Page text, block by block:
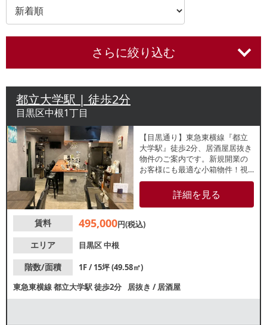
さらに絞り込む
都立大学駅 | 徒歩2分
目黒区中根1丁目
【目黒通り】東急東横線『都立
大学駅』徒歩2分、居酒屋居抜き
物件のご案内です。新規開業の
お客様にも最適な小箱物件！視
認性良好な路面店！各種重飲食
ご相談可能ですので、お気軽に
お問合せください。
詳細を見る
賃料 495,000円(税込)
エリア
目黒区中根
階数/面積
1F / 15坪 (49.58㎡)
東急東横線都立大学駅徒歩2分 居抜き /居酒屋